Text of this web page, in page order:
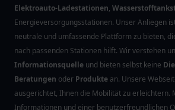
Elektroauto-Ladestationen,
Energieversorgungsstationen. Unser Anliegen
neutrale und umfassende Plattform zu bieten,
nach passenden Stationen hilft. Wir verstehen
Informationsquelle und bieten selbst keine
Beratungen oder Produkte an. Unsere
ausgerichtet, Ihnen die Mobilität zu erleichtern.
Informationen und einer benutzerfreundlichen